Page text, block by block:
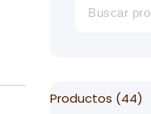
Productos 4444